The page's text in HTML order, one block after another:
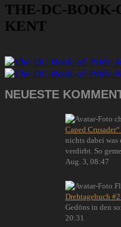
THE-DC-BOOK-
KENT
NEUESTE
Caped
nichts dabei was
verdirbt. So
Aug. 3, 08:47
Drehtagebuch
Gedöns in den
20:31